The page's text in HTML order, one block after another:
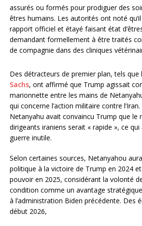
assurés ou formés pour prodiguer des
êtres humains. Les autorités ont noté qu’il
rapport officiel et étayé faisant état
demandant formellement à être traités
de compagnie dans des cliniques
Des détracteurs de premier plan, tels que
Sachs, ont affirmé que Trump agissait
marionnette entre les mains de
qui concerne l’action militaire contre
Netanyahu avait convaincu Trump que le
dirigeants iraniens serait « rapide », ce
guerre inutile.
Selon certaines sources, Netanyahou
politique à la victoire de Trump en 2024
pouvoir en 2025, considérant la volonté
condition comme un avantage
à l’administration Biden précédente. Des
début 2026,